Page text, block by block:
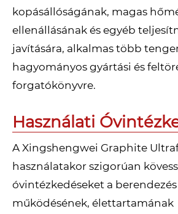
kopásállóságának, magas
ellenállásának és egyéb
javítására, alkalmas több
hagyományos gyártási és
forgatókönyvre.
Használati
A Xingshengwei Graphite
használatakor szigorúan
óvintézkedéseket a
működésének, élettartamának